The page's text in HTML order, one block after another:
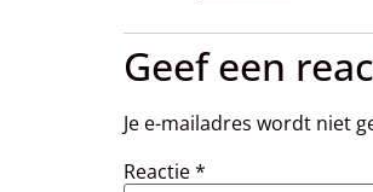
Geef een
Je e-mailadres wordt niet
Reactie*